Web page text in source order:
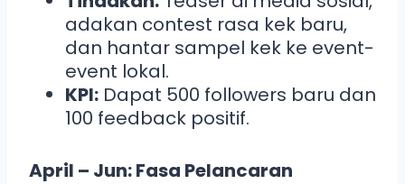
adakan contest rasa kek baru,
dan hantar sampel kek ke event-
event lokal.
KPI: Dapat 500 followers baru dan
100 feedback positif.
April – Jun: Fasa Pelancaran